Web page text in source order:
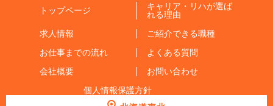
トップページ
キャリア・リハが選ば
れる理由
求人情報
ご紹介できる職種
お仕事までの流れ
よくある質問
会社概要
お問い合わせ
個人情報保護方針